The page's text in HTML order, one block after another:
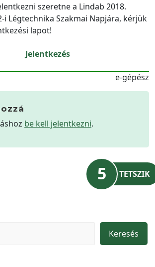
szeretne a Lindab 2018.
i Légtechnika Szakmai Napjára, kérjük
lapot!
Jelentkezés
e-gépész
be kell jelentkezni.
5 TETSZIK
Keresés